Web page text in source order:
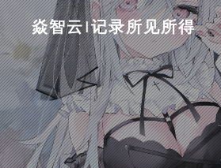
焱智云|记录所见所得